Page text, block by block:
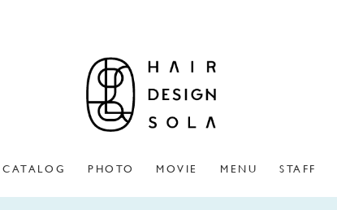
CATALOG PHOTO MOVIE MENU STAFF